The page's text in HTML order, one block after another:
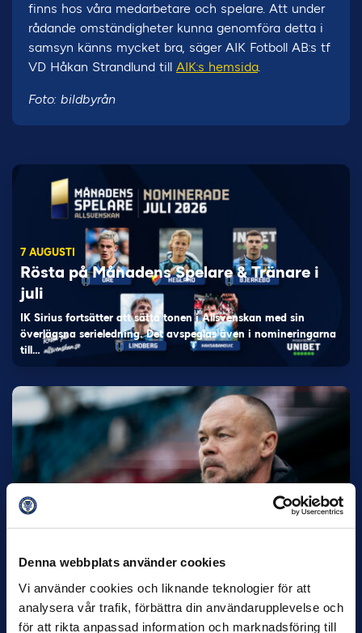
Denna webbplats använder cookies
Vi använder cookies och liknande teknologier för att
analysera vår trafik, förbättra din användarupplevelse och
för att rikta anpassad information och marknadsföring till
finns hos våra medarbetare och spelare. Att under
rådande omständigheter kunna genomföra detta i
samsyn känns mycket bra, säger AIK Fotboll AB:s tf
VD Håkan Strandlund till AIK:s hemsida.
Foto: bildbyrån
7 AUGUSTI
Rösta på Månadens Spelare & Tränare i
juli
IK Sirius fortsätter att sätta tonen i Allsvenskan med sin
överlägsna serieledning. Det avspeglas även i nomineringarna
till…
27 JULI
Joachim Björklund tar över IFK Göteborg
Stefan Billborns uppdrag som huvudtränare i herrlaget har